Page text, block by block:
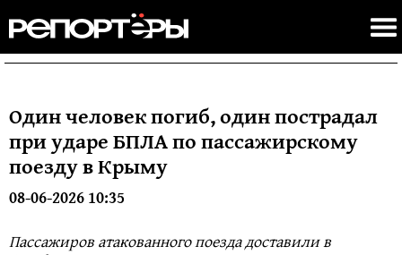
Один человек погиб, один пострадал
при ударе БПЛА по пассажирскому
поезду в Крыму
08-06-2026 10:35
Пассажиров атакованного поезда доставили в